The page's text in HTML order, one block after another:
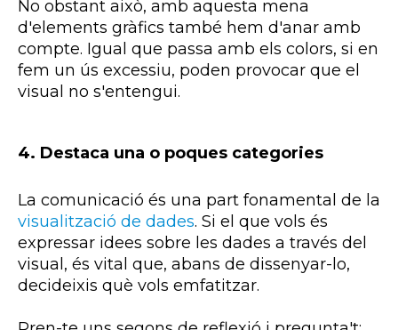
No obstant això, amb aquesta mena
d'elements gràfics també hem d'anar amb
compte. Igual que passa amb els colors, si en
fem un ús excessiu, poden provocar que el
visual no s'entengui.
4. Destaca una o poques categories
La comunicació és una part fonamental de la
visualització de dades. Si el que vols és
expressar idees sobre les dades a través del
visual, és vital que, abans de dissenyar-lo,
decideixis què vols emfatitzar.